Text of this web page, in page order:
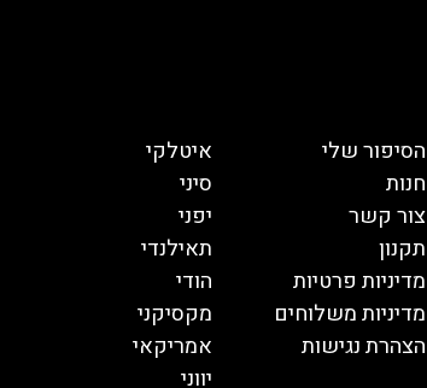
הסיפור שלי
חנות
צור קשר
תקנון
מדיניות פרטיות
מדיניות משלוחים
הצהרת נגישות
איטלקי
סיני
יפני
תאילנדי
הודי
מקסיקני
אמריקאי
יווני